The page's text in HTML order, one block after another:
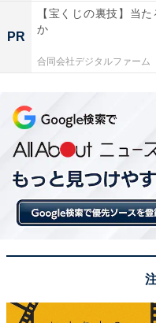
PR
【宝くじの裏技】当
か
合同会社デジタルファーム